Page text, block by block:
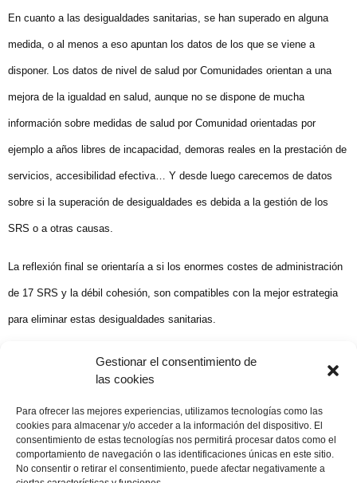
Gestionar el consentimiento de
las cookies
Para ofrecer las mejores experiencias, utilizamos tecnologías como las
cookies para almacenar y/o acceder a la información del dispositivo. El
consentimiento de estas tecnologías nos permitirá procesar datos como el
comportamiento de navegación o las identificaciones únicas en este sitio.
No consentir o retirar el consentimiento, puede afectar negativamente a
En cuanto a las desigualdades sanitarias, se han superado en alguna
medida, o al menos a eso apuntan los datos de los que se viene a
disponer. Los datos de nivel de salud por Comunidades orientan a una
mejora de la igualdad en salud, aunque no se dispone de mucha
información sobre medidas de salud por Comunidad orientadas por
ejemplo a años libres de incapacidad, demoras reales en la prestación de
servicios, accesibilidad efectiva… Y desde luego carecemos de datos
sobre si la superación de desigualdades es debida a la gestión de los
SRS o a otras causas.
La reflexión final se orientaría a si los enormes costes de administración
de 17 SRS y la débil cohesión, son compatibles con la mejor estrategia
para eliminar estas desigualdades sanitarias.
Miguel González Hierro. El Adelanto 20 Noviembre 2010
Compartir publicación